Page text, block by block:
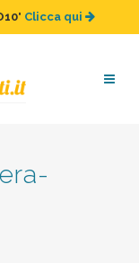
" Clicca qui